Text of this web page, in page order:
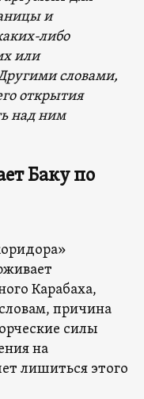
и
либо
или
словами,
открытия
над ним
Бакупо
Карабаха,
причина
силы
на
лишиться этого